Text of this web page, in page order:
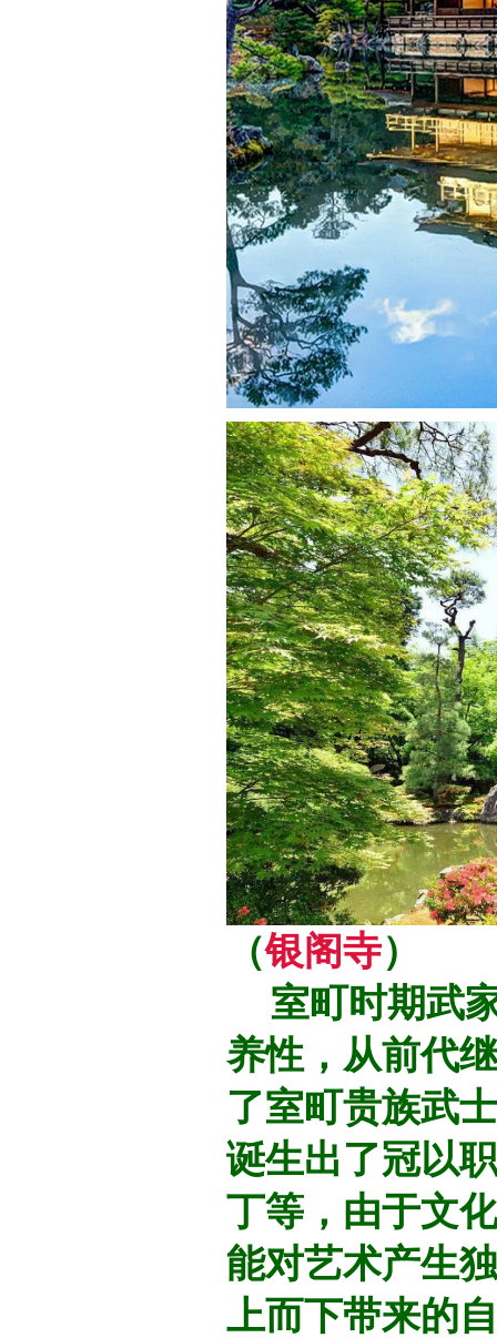
（银阁寺）
室町时期武
养性，从前代
了室町贵族武
诞生出了冠以
丁等，由于文
能对艺术产生
上而下带来的